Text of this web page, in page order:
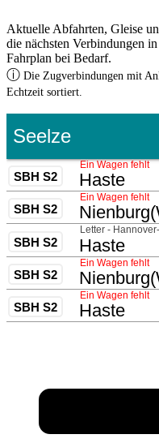
Aktuelle Abfahrten, Gleise
die nächsten Verbindungen
Fahrplan bei Bedarf.
ⓘ Die Zugverbindungen mit
Echtzeit sortiert.